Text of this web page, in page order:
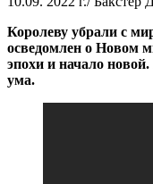
Королеву убрали с
осведомлен о Новом
эпохи и начало
ума.